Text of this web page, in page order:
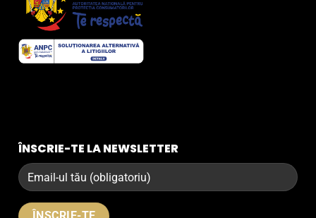
ÎNSCRIE-TE LA NEWSLETTER